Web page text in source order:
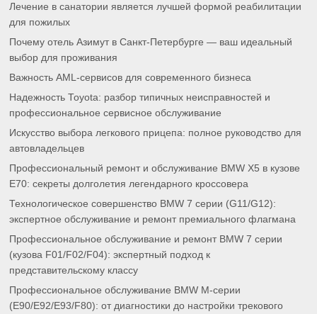
Лечение в санатории является лучшей формой реабилитации
для пожилых
Почему отель Азимут в Санкт-Петербурге — ваш идеальный
выбор для проживания
Важность AML-сервисов для современного бизнеса
Надежность Toyota: разбор типичных неисправностей и
профессиональное сервисное обслуживание
Искусство выбора легкового прицепа: полное руководство для
автовладельцев
Профессиональный ремонт и обслуживание BMW X5 в кузове
E70: секреты долголетия легендарного кроссовера
Технологическое совершенство BMW 7 серии (G11/G12):
экспертное обслуживание и ремонт премиального флагмана
Профессиональное обслуживание и ремонт BMW 7 серии
(кузова F01/F02/F04): экспертный подход к
представительскому классу
Профессиональное обслуживание BMW M-серии
(E90/E92/E93/F80): от диагностики до настройки трекового